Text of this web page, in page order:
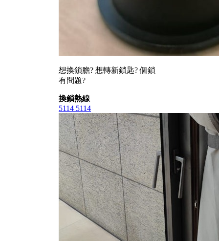
想換鎖膽? 想轉新鎖匙? 個鎖
有問題?
換鎖熱線
5114 5114